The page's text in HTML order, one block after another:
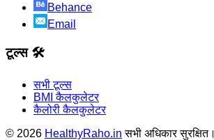
Behance
Email
टूल्स 🛠️
सभी टूल्स
BMI कैलकुलेटर
कैलोरी कैलकुलेटर
© 2026 HealthyRaho.in सभी अधिकार सुरक्षित।